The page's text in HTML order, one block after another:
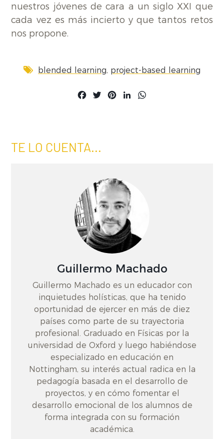
nuestros jóvenes de cara a un siglo XXI que
cada vez es más incierto y que tantos retos
nos propone.
blended learning, project-based learning
Facebook
TwitterPinterestLinkedIn
TE LO CUENTA...
Guillermo Machado
Guillermo Machado es un educador con
inquietudes holísticas, que ha tenido
oportunidad de ejercer en más de diez
países como parte de su trayectoria
profesional. Graduado en Físicas por la
universidad de Oxford y luego habiéndose
especializado en educación en
Nottingham, su interés actual radica en la
pedagogía basada en el desarrollo de
proyectos, y en cómo fomentar el
desarrollo emocional de los alumnos de
forma integrada con su formación
académica.